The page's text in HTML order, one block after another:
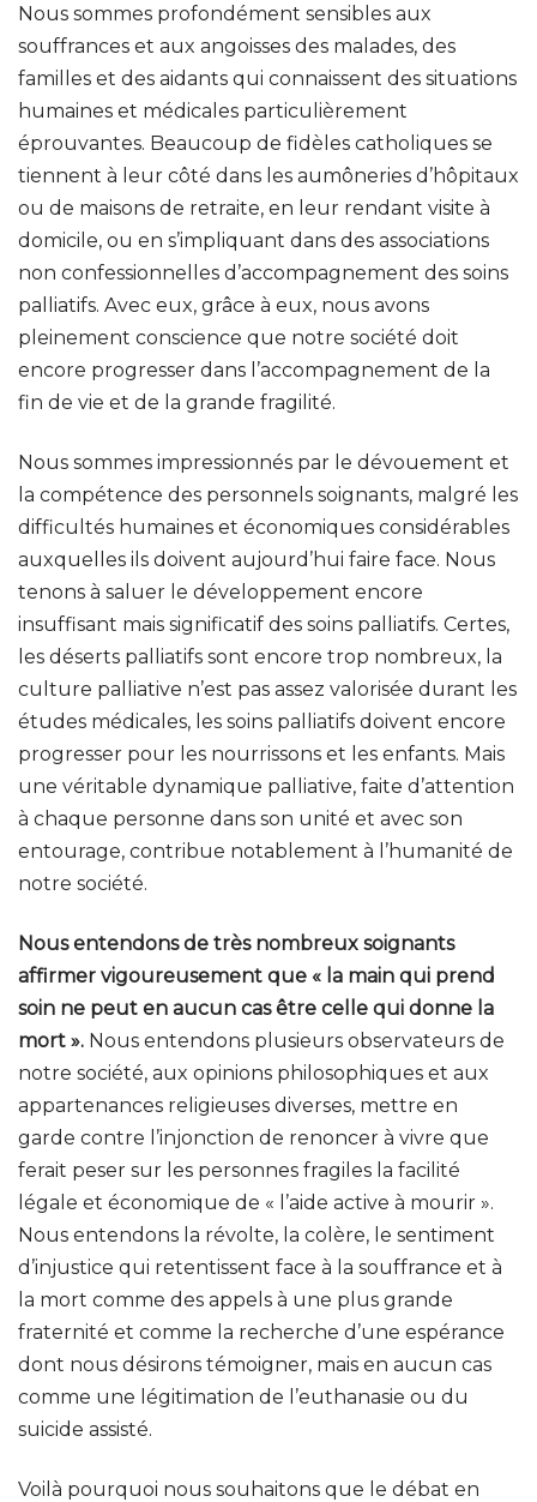
Nous sommes profondément sensibles aux
souffrances et aux angoisses des malades, des
familles et des aidants qui connaissent des situations
humaines et médicales particulièrement
éprouvantes. Beaucoup de fidèles catholiques se
tiennent à leur côté dans les aumôneries d’hôpitaux
ou de maisons de retraite, en leur rendant visite à
domicile, ou en s’impliquant dans des associations
non confessionnelles d’accompagnement des soins
palliatifs. Avec eux, grâce à eux, nous avons
pleinement conscience que notre société doit
encore progresser dans l’accompagnement de la
fin de vie et de la grande fragilité.
Nous sommes impressionnés par le dévouement et
la compétence des personnels soignants, malgré les
difficultés humaines et économiques considérables
auxquelles ils doivent aujourd’hui faire face. Nous
tenons à saluer le développement encore
insuffisant mais significatif des soins palliatifs. Certes,
les déserts palliatifs sont encore trop nombreux, la
culture palliative n’est pas assez valorisée durant les
études médicales, les soins palliatifs doivent encore
progresser pour les nourrissons et les enfants. Mais
une véritable dynamique palliative, faite d’attention
à chaque personne dans son unité et avec son
entourage, contribue notablement à l’humanité de
notre société.
Nous entendons de très nombreux soignants
affirmer vigoureusement que « la main qui prend
soin ne peut en aucun cas être celle qui donne la
mort ». Nous entendons plusieurs observateurs de
notre société, aux opinions philosophiques et aux
appartenances religieuses diverses, mettre en
garde contre l’injonction de renoncer à vivre que
ferait peser sur les personnes fragiles la facilité
légale et économique de « l’aide active à mourir ».
Nous entendons la révolte, la colère, le sentiment
d’injustice qui retentissent face à la souffrance et à
la mort comme des appels à une plus grande
fraternité et comme la recherche d’une espérance
dont nous désirons témoigner, mais en aucun cas
comme une légitimation de l’euthanasie ou du
suicide assisté.
Voilà pourquoi nous souhaitons que le débat en